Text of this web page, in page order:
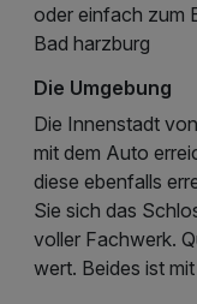
oder einfach zum
Bad harzburg
Die Umgebung
Die Innenstadt
mit dem Auto
diese ebenfalls
Sie sich das
voller Fachwerk.
wert. Beides ist